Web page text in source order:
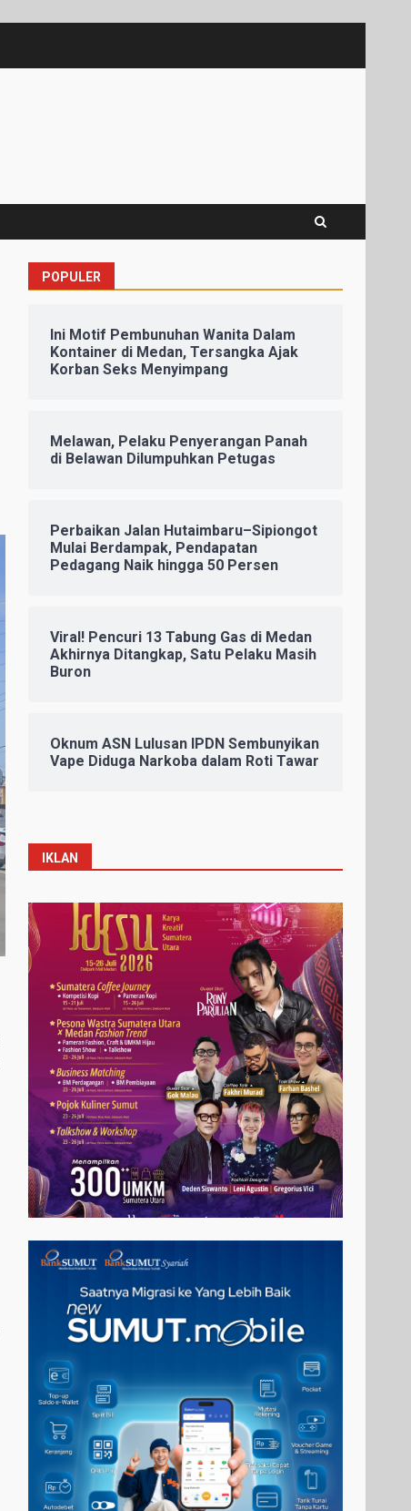
POPULER
Ini Motif Pembunuhan Wanita Dalam
Kontainer di Medan, Tersangka Ajak
Korban Seks Menyimpang
Melawan, Pelaku Penyerangan Panah
di Belawan Dilumpuhkan Petugas
Perbaikan Jalan Hutaimbaru–Sipiongot
Mulai Berdampak, Pendapatan
Pedagang Naik hingga 50 Persen
Viral! Pencuri 13 Tabung Gas di Medan
Akhirnya Ditangkap, Satu Pelaku Masih
Buron
Oknum ASN Lulusan IPDN Sembunyikan
Vape Diduga Narkoba dalam Roti Tawar
IKLAN